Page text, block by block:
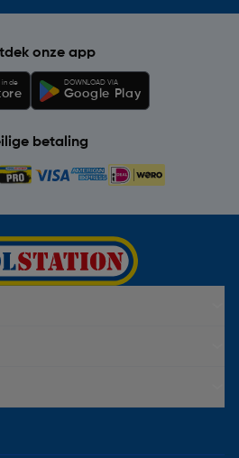
onze app
in de DOWNLOAD VIA
Google Play
betaling